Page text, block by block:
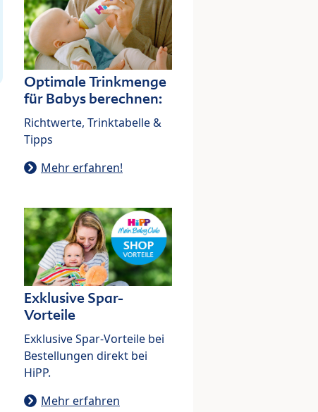
Optimale Trinkmenge
für Babys berechnen:
Richtwerte, Trinktabelle &
Tipps
Mehr erfahren!
Exklusive Spar-
Vorteile
Exklusive Spar-Vorteile bei
Bestellungen direkt bei
HiPP.
Mehr erfahren